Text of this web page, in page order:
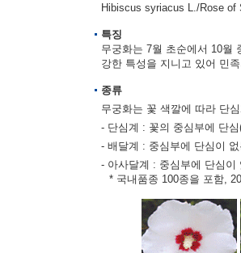
Hibiscus syriacus L./Rose of
특징
무궁화는 7월 초순에서 10월
강한 특성을 지니고 있어 민
종류
무궁화는 꽃 색깔에 따라 단
- 단심계 : 꽃의 중심부에 단
- 배달계 : 중심부에 단심이
- 아사달계 : 중심부에 단심
* 국내품종 100종을 포함,